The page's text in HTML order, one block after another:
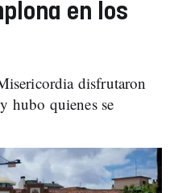
en los
disfrutaron
hubo quienes se